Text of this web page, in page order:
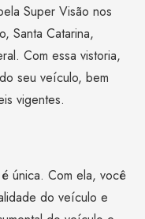
Super Visão nos
Santa Catarina,
Com essa vistoria,
seu veículo, bem
vigentes.
única. Com ela, você
do veículo e